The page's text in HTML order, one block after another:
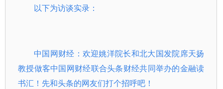
以下为访谈实录：
中国网财经：欢迎姚洋院长和北大国发院席天扬
教授做客中国网财经联合头条财经共同举办的金融读
书汇！先和头条的网友们打个招呼吧！